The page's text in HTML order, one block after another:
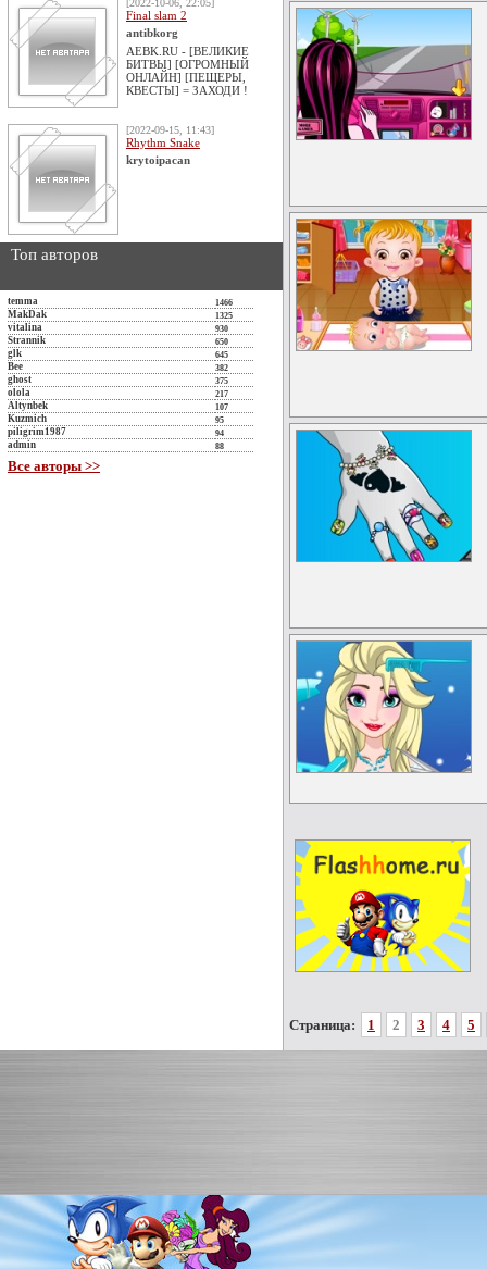
[2022-10-06, 22:05]
Final slam 2
antibkorg
AEBK.RU - [ВЕЛИКИЕ
БИТВЫ] [ОГРОМНЫЙ
ОНЛАЙН] [ПЕЩЕРЫ,
КВЕСТЫ] = ЗАХОДИ !
[2022-09-15, 11:43]
Rhythm Snake
krytoipacan
Топ авторов
temma 1466
MakDak 1325
vitalina 930
Strannik 650
glk 645
Bee 382
ghost 375
olola 217
Altynbek 107
Kuzmich 95
piligrim1987 94
admin 88
Все авторы >>
Страница: 1 2 3 4 5